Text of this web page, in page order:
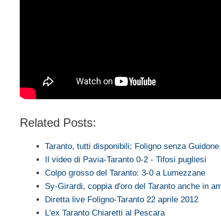
Related Posts:
Taranto, tutti disponibili; Foligno senza Guidone
Il video di Pavia-Taranto 0-2 - Tifosi pugliesi
Colpo grosso del Taranto: 3-0 a Lumezzane
Sy-Girardi, coppia d'oro del Taranto anche in
Diretta live Foligno-Taranto 22 aprile 2012
L'ex Taranto Chiaretti al Pescara